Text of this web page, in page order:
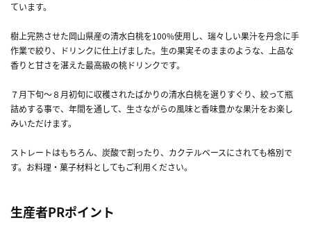
ています。
樹上完熟させた岡山県産の清水白桃を100%使用し、瑞々しい果汁を丹念に手
作業で絞り、ドリンクに仕上げました。生の果実そのままのような、上品な
香りと甘さを湛えた最高級の桃ドリンクです。
７月下旬～８月初旬に収穫されたばかりの清水白桃を選りすぐり、絞って瓶
詰めする事で、年間を通して、生さながらの風味と香味豊かな果汁をお楽し
みいただけます。
ストレートはもちろん、炭酸で割ったり、カクテルベースにされても格別で
す。お料理・菓子材料としてもご利用ください。
生産者PRポイント